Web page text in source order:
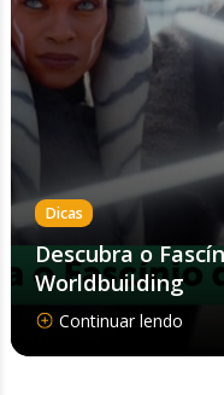
Dicas
Descubra o
Worldbuilding
Continuar lendo